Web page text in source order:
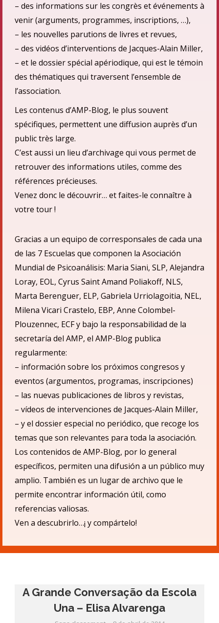
– des informations sur les congrès et événements à
venir (arguments, programmes, inscriptions, …),
– les nouvelles parutions de livres et revues,
– des vidéos d’interventions de Jacques-Alain Miller,
– et le dossier spécial apériodique, qui est le témoin
des thématiques qui traversent l’ensemble de
l’association.
Les contenus d’AMP-Blog, le plus souvent
spécifiques, permettent une diffusion auprès d’un
public très large.
C’est aussi un lieu d’archivage qui vous permet de
retrouver des informations utiles, comme des
références précieuses.
Venez donc le découvrir… et faites-le connaître à
votre tour !
Gracias a un equipo de corresponsales de cada una
de las 7 Escuelas que componen la Asociación
Mundial de Psicoanálisis: Maria Siani, SLP, Alejandra
Loray, EOL, Cyrus Saint Amand Poliakoff, NLS,
Marta Berenguer, ELP, Gabriela Urriolagoitia, NEL,
Milena Vicari Crastelo, EBP, Anne Colombel-
Plouzennec, ECFy bajo la responsabilidad de la
secretaría del AMP, el AMP-Blog publica
regularmente:
– información sobre los próximos congresos y
eventos (argumentos, programas, inscripciones)
– las nuevas publicaciones de libros y revistas,
– vídeos de intervenciones de Jacques-Alain Miller,
– y el dossier especial no periódico, que recoge los
temas que son relevantes para toda la asociación.
Los contenidos de AMP-Blog, por lo general
específicos, permiten una difusión a un público muy
amplio. También es un lugar de archivo que le
permite encontrar información útil, como
referencias valiosas.
Ven a descubrirlo…¡ y compártelo!
A Grande Conversação da Escola
Una – Elisa Alvarenga